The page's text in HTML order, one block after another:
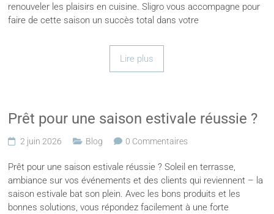
renouveler les plaisirs en cuisine. Sligro vous accompagne pour
faire de cette saison un succès total dans votre
Lire plus
Prêt pour une saison estivale réussie ?
2 juin 2026 Blog 0 Commentaires
Prêt pour une saison estivale réussie ? Soleil en terrasse,
ambiance sur vos événements et des clients qui reviennent – la
saison estivale bat son plein. Avec les bons produits et les
bonnes solutions, vous répondez facilement à une forte